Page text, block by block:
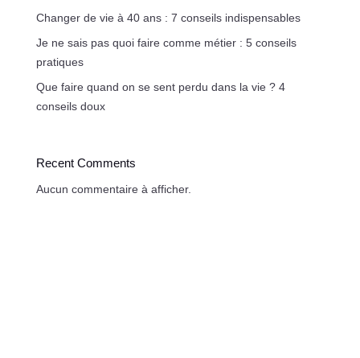
Changer de vie à 40 ans : 7 conseils indispensables
Je ne sais pas quoi faire comme métier : 5 conseils
pratiques
Que faire quand on se sent perdu dans la vie ? 4
conseils doux
Recent Comments
Aucun commentaire à afficher.